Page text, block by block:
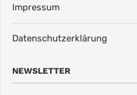
Impressum
Datenschutzerklärung
NEWSLETTER